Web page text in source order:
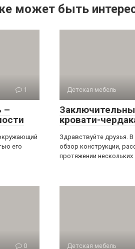
может быть
1
–
его
Детская мебель
кровати-
Здравствуйте друзья.
обзор конструкции,
протяжении нескольких
0 Детская мебель